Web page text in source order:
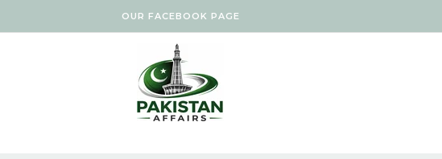
OUR FACEBOOK PAGE